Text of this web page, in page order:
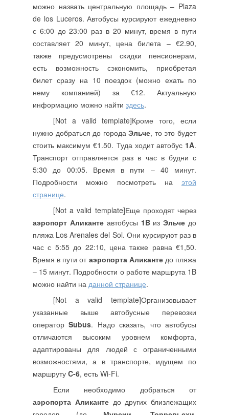
можно назвать центральную площадь – Plaza
de los Luceros. Автобусы курсируют ежедневно
с 6:00 до 23:00 раз в 20 минут, время в пути
составляет 20 минут, цена билета – €2.90,
также предусмотрены скидки пенсионерам,
есть возможность сэкономить, приобретая
билет сразу на 10 поездок (можно ехать по
нему компанией) за €12. Актуальную
информацию можно найти здесь.
[Not a valid template]Кроме того, если
нужно добраться до городаЭльче, то это будет
стоить максимум €1.50. Туда ходит автобус 1A.
Транспорт отправляется раз в час в будни с
5:30 до 00:05. Время в пути – 40 минут.
Подробности можно посмотреть на этой
странице.
[Not a valid template]Еще проходят через
аэропорт Аликантеавтобусы 1BизЭльче до
пляжа Los Arenales del Sol. Они курсируют раз в
час с 5:55 до 22:10, цена также равна €1,50.
Время в пути от аэропорта Аликантедо пляжа
– 15 минут. Подробности о работе маршрута 1B
можно найти на данной странице.
[Not a valid template]Организовывает
указанные выше автобусные перевозки
операторSubus. Надо сказать, что автобусы
отличаются высоким уровнем комфорта,
адаптированы для людей с ограниченными
возможностями, а в транспорте, идущем по
маршруту C-6, есть Wi-Fi.
Если необходимо добраться от
аэропорта Аликантедо других близлежащих